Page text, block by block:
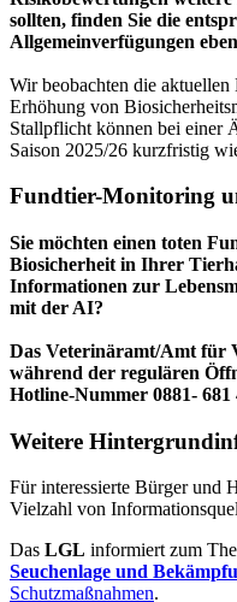
sollten, finden Sie die
Allgemeinverfügungen
Wir beobachten die
Erhöhung von
Stallpflicht können bei einer
Saison 2025/26 kurzfristig
Fundtier-Monitoring
Sie möchten einen toten
Biosicherheit in Ihrer
Informationen zur
mit der AI?
Das Veterinäramt/Amt für
während der regulären
Hotline-Nummer 0881- 681
Weitere
Für interessierte Bürger und
Vielzahl von
Das LGL informiert zum
Seuchenlage und
Schutzmaßnahmen.